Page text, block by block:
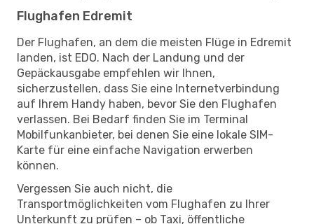
Flughafen Edremit
Der Flughafen, an dem die meisten Flüge in Edremit
landen, ist EDO. Nach der Landung und der
Gepäckausgabe empfehlen wir Ihnen,
sicherzustellen, dass Sie eine Internetverbindung
auf Ihrem Handy haben, bevor Sie den Flughafen
verlassen. Bei Bedarf finden Sie im Terminal
Mobilfunkanbieter, bei denen Sie eine lokale SIM-
Karte für eine einfache Navigation erwerben
können.
Vergessen Sie auch nicht, die
Transportmöglichkeiten vom Flughafen zu Ihrer
Unterkunft zu prüfen – ob Taxi, öffentliche